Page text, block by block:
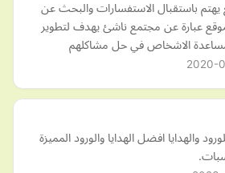
باستقبال الاستفسارات والبحث عن
عبارة عن مجتمع ناشئ يهدف لتطوير
ومساعدة الاشخاص في حل مشاكلهم
2020-
والهدايا افضل الهدايا والورود المميزة